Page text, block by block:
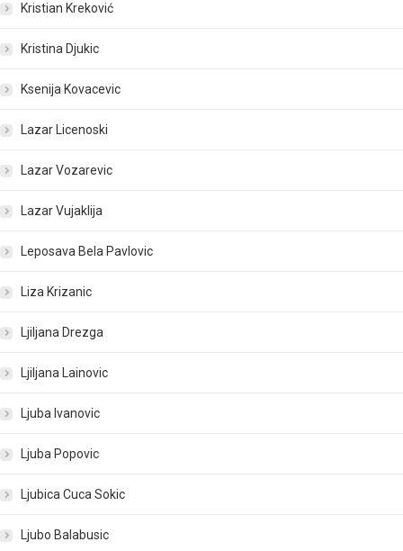
Kristian Kreković
Kristina Djukic
Ksenija Kovacevic
Lazar Licenoski
Lazar Vozarevic
Lazar Vujaklija
Leposava Bela Pavlovic
Liza Krizanic
Ljiljana Drezga
Ljiljana Lainovic
Ljuba Ivanovic
Ljuba Popovic
Ljubica Cuca Sokic
Ljubo Balabusic